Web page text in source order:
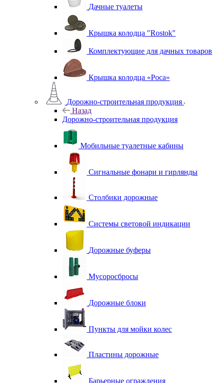
Дачные туалеты
Крышка колодца "Rostok"
Комплектующие для дачных товаров
Крышка колодца «Роса»
Дорожно-строительная продукция
Назад
Дорожно-строительная продукция
Мобильные туалетные кабины
Сигнальные фонари и гирлянды
Столбики дорожные
Системы световой индикации
Дорожные буферы
Мусоросбросы
Дорожные блоки
Пункты для мойки колес
Пластины дорожные
Барьерные ограждения